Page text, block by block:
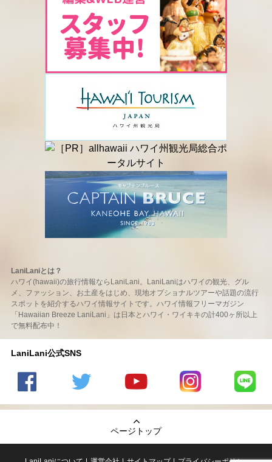
LaniLaniとは？
ハワイ(hawaii)の旅行情報ならLaniLani。LaniLaniはハワイの観光、グル
メ、ファッション、お土産をはじめ、現地オプショナルツアーや話題の流行
スポットを紹介するハワイ情報サイトです。ハワイ情報フリーマガジン
「Hawaiian Breeze LaniLani」は日本とハワイ・ワイキキの計400ヶ所以上
で無料配布中！
LaniLani公式SNS
の
のtwitter
の
Youtube
チャンネ
LaniLani
LaniLani
ページトップ